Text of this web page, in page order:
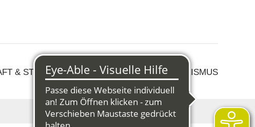
& STRUKTURWANDEL KULTUR & TOURISMUS